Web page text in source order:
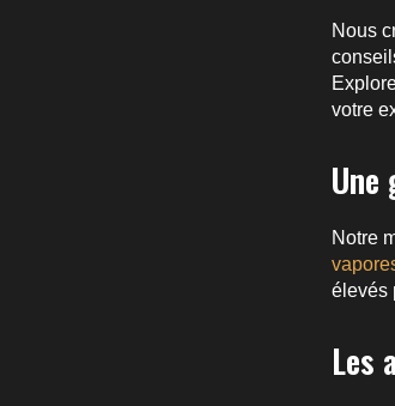
Nous
votre
Une
Notre
élevés
Les